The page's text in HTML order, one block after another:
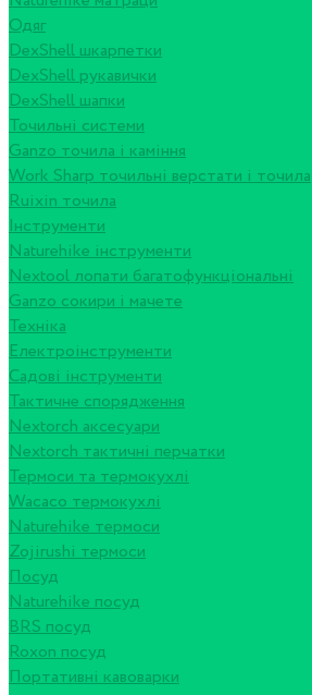
Одяг
DexShell шкарпетки
DexShell рукавички
DexShell шапки
Точильні системи
Ganzo точила і каміння
Work Sharp точильні верстати і точила
Ruixin точила
Інструменти
Naturehike інструменти
Nextool лопати багатофункціональні
Ganzo сокири і мачете
Техніка
Електроінструменти
Садові інструменти
Тактичне спорядження
Nextorch аксесуари
Nextorch тактичні перчатки
Термоси та термокухлі
Wacaco термокухлі
Naturehike термоси
Zojirushi термоси
Посуд
Naturehike посуд
BRS посуд
Roxon посуд
Портативні кавоварки